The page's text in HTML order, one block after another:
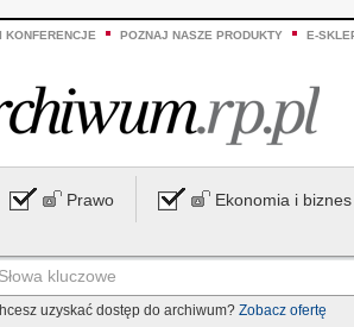
KONFERENCJE POZNAJ NASZE PRODUKTY E-
Prawo Ekonomia i biznes
uzyskać dostęp do archiwum? Zobacz ofertę